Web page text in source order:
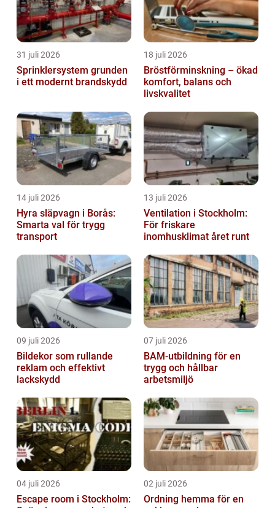
31 juli 2026
Sprinklersystem grunden
i ett modernt brandskydd
18 juli 2026
Bröstförminskning – ökad
komfort, balans och
livskvalitet
14 juli 2026
Hyra släpvagn i Borås:
Smarta val för trygg
transport
13 juli 2026
Ventilation i Stockholm:
För friskare
inomhusklimat året runt
09 juli 2026
Bildekor som rullande
reklam och effektivt
lackskydd
07 juli 2026
BAM-utbildning för en
trygg och hållbar
arbetsmiljö
04 juli 2026
Escape room i Stockholm:
02 juli 2026
Ordning hemma för en